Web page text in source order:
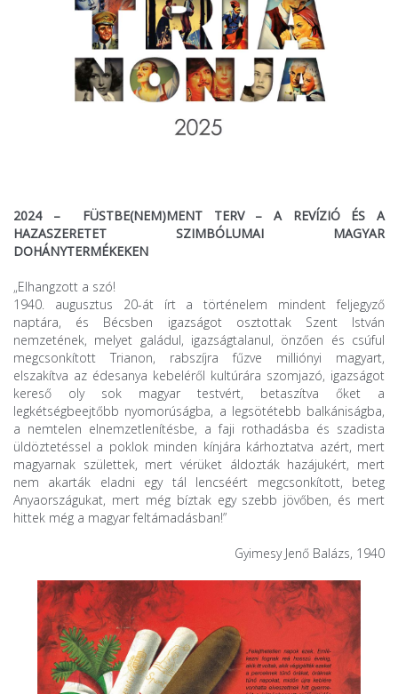
2024 –
FÜSTBE(NEM)MENT TERV – A REVÍZIÓ ÉS A
HAZASZERETET SZIMBÓLUMAI MAGYAR
DOHÁNYTERMÉKEKEN
„Elhangzott a szó!
1940. augusztus 20-át írt a történelem mindent feljegyző
naptára, és Bécsben igazságot osztottak Szent István
nemzetének, melyet galádul, igazságtalanul, önzően és csúful
megcsonkított Trianon, rabszíjra fűzve milliónyi magyart,
elszakítva az édesanya kebeléről kultúrára szomjazó, igazságot
kereső oly sok magyar testvért, betaszítva őket a
legkétségbeejtőbb nyomorúságba, a legsötétebb balkániságba,
a nemtelen elnemzetlenítésbe, a faji rothadásba és szadista
üldöztetéssel a poklok minden kínjára kárhoztatva azért, mert
magyarnak születtek, mert vérüket áldozták hazájukért, mert
nem akarták eladni egy tál lencséért megcsonkított, beteg
Anyaországukat, mert még bíztak egy szebb jövőben, és mert
hittek még a magyar feltámadásban!”
Gyimesy Jenő Balázs, 1940